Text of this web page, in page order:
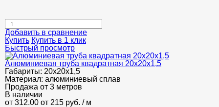
Добавить в сравнение
Купить Купить в 1 клик
Быстрый просмотр
Алюминиевая труба квадратная 20х20х1,5
Габариты: 20х20х1,5
Материал: алюминиевый сплав
Продажа от 3 метров
В наличии
от 312.00 от 215 руб. / м